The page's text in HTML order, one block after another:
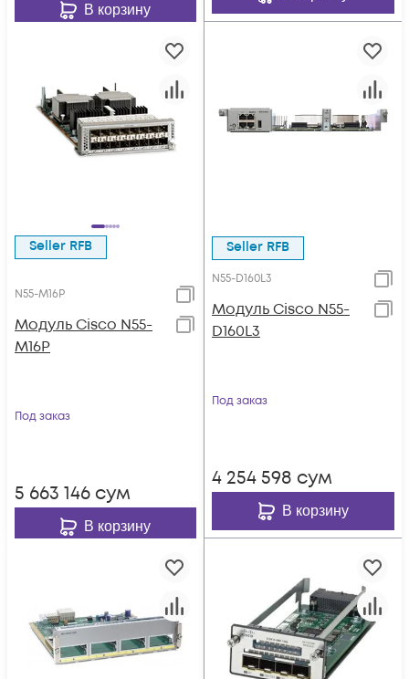
В корзину
Seller RFB
N55-M16P
Модуль Cisco N55-
M16P
Под заказ
5 663 146 сум
В корзину
Seller RFB
N55-D160L3
Модуль Cisco N55-
D160L3
Под заказ
4 254 598 сум
В корзину